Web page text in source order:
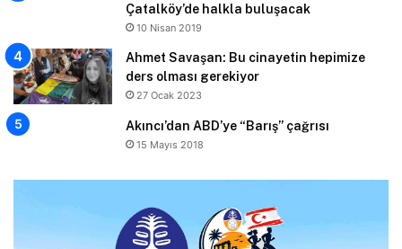
Çatalköy’de halkla buluşacak
10 Nisan 2019
Ahmet Savaşan: Bu cinayetin hepimize
ders olması gerekiyor
27 Ocak 2023
Akıncı’dan ABD’ye “Barış” çağrısı
15 Mayıs 2018